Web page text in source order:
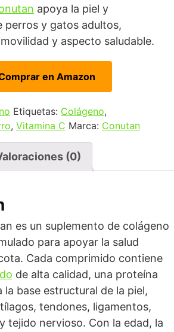
apoya la piel y
perros y gatos adultos,
y aspecto saludable.
en Amazon
Etiquetas: Colágeno,
, Vitamina C Marca: Conutan
(0)
es un suplemento de colágeno
para apoyar la salud
Cada comprimido contiene
de alta calidad, una proteína
la base estructural de la piel,
tendones, ligamentos,
tejido nervioso. Con la edad, la